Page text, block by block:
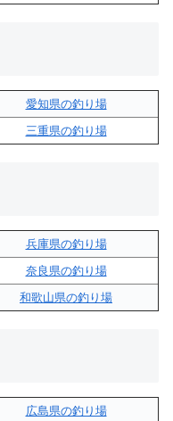
愛知県の釣り場
三重県の釣り場
兵庫県の釣り場
奈良県の釣り場
和歌山県の釣り場
広島県の釣り場